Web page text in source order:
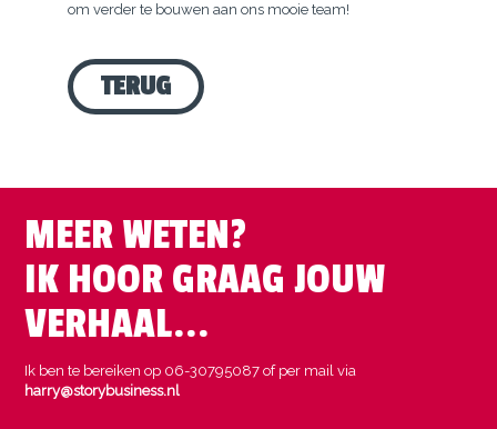
om verder te bouwen aan ons mooie team!
TERUG
MEER WETEN?
IK HOOR GRAAG JOUW
VERHAAL...
Ik ben te bereiken op 06-30795087 of per mail via
harry@storybusiness.nl